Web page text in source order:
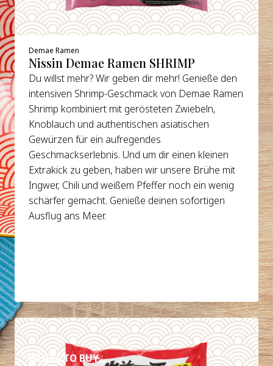
Demae Ramen
Nissin Demae Ramen SHRIMP
Du willst mehr? Wir geben dir mehr! Genieße den
intensiven Shrimp-Geschmack von Demae Ramen
Shrimp kombiniert mit gerösteten Zwiebeln,
Knoblauch und authentischen asiatischen
Gewürzen für ein aufregendes
Geschmackserlebnis. Und um dir einen kleinen
Extrakick zu geben, haben wir unsere Brühe mit
Ingwer, Chili und weißem Pfeffer noch ein wenig
schärfer gemacht. Genieße deinen sofortigen
Ausflug ans Meer.
WHERE TO BUY
DETAILS